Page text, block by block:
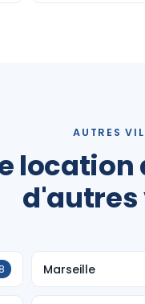
AUTRES
d'autres
Marseille